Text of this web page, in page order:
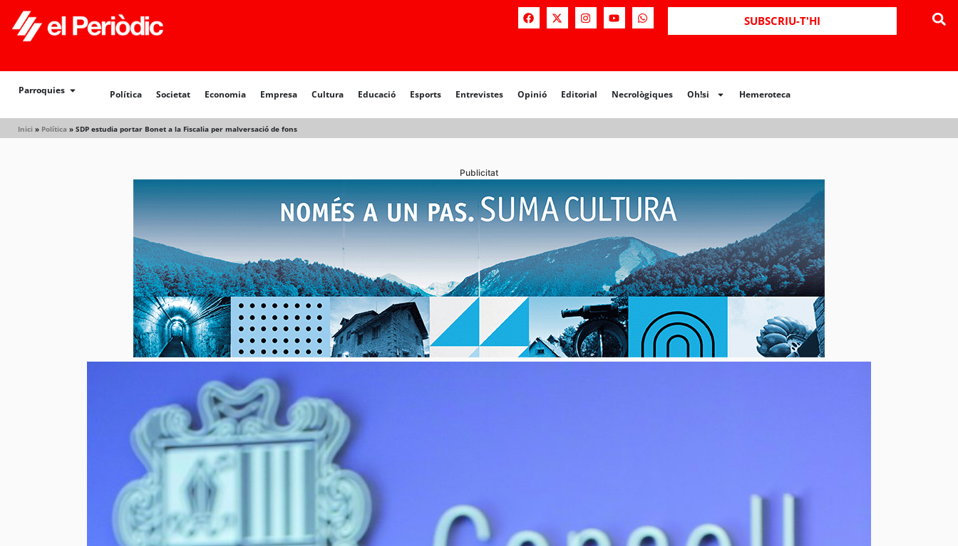
SUBSCRIU-T'HI
Parroquies Política Societat Economia Empresa Cultura Educació Esports Entrevistes Opinió Editorial Necrològiques Oh!si Hemeroteca
Inici » Política » SDP estudia portar Bonet a la Fiscalia per malversació de fons
Política Societat Opinió Editorial Necrològiques Hemeroteca
Publicitat